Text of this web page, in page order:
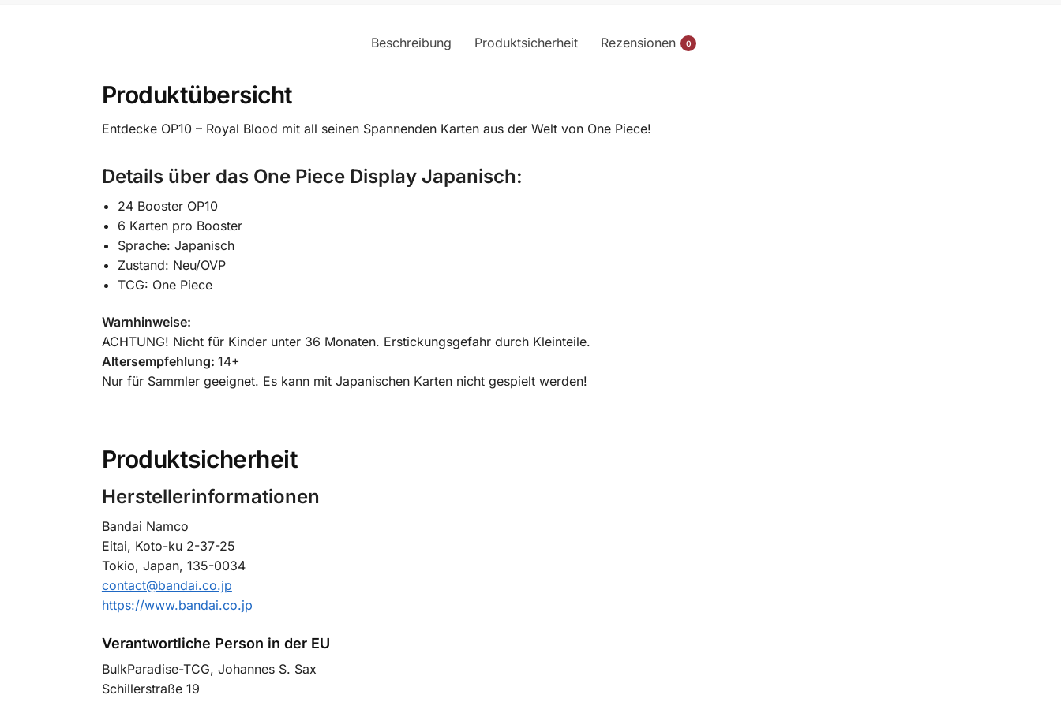
Beschreibung Produktsicherheit Rezensionen 0
Produktübersicht
Entdecke OP10 – Royal Blood mit all seinen Spannenden Karten aus der Welt von One Piece!
Detailsüber das One Piece Display Japanisch:
24 Booster OP10
6 Karten pro Booster
Sprache: Japanisch
Zustand: Neu/OVP
TCG: One Piece
Warnhinweise:
ACHTUNG! Nicht für Kinder unter 36 Monaten. Erstickungsgefahr durch Kleinteile.
Altersempfehlung: 14+
Nur für Sammler geeignet. Es kann mit Japanischen Karten nicht gespielt werden!
Produktsicherheit
Herstellerinformationen
Bandai Namco
Eitai, Koto-ku 2-37-25
Tokio, Japan, 135-0034
contact@bandai.co.jp
https://www.bandai.co.jp
Verantwortliche Person in der EU
BulkParadise-TCG, Johannes S. Sax
Schillerstraße 19